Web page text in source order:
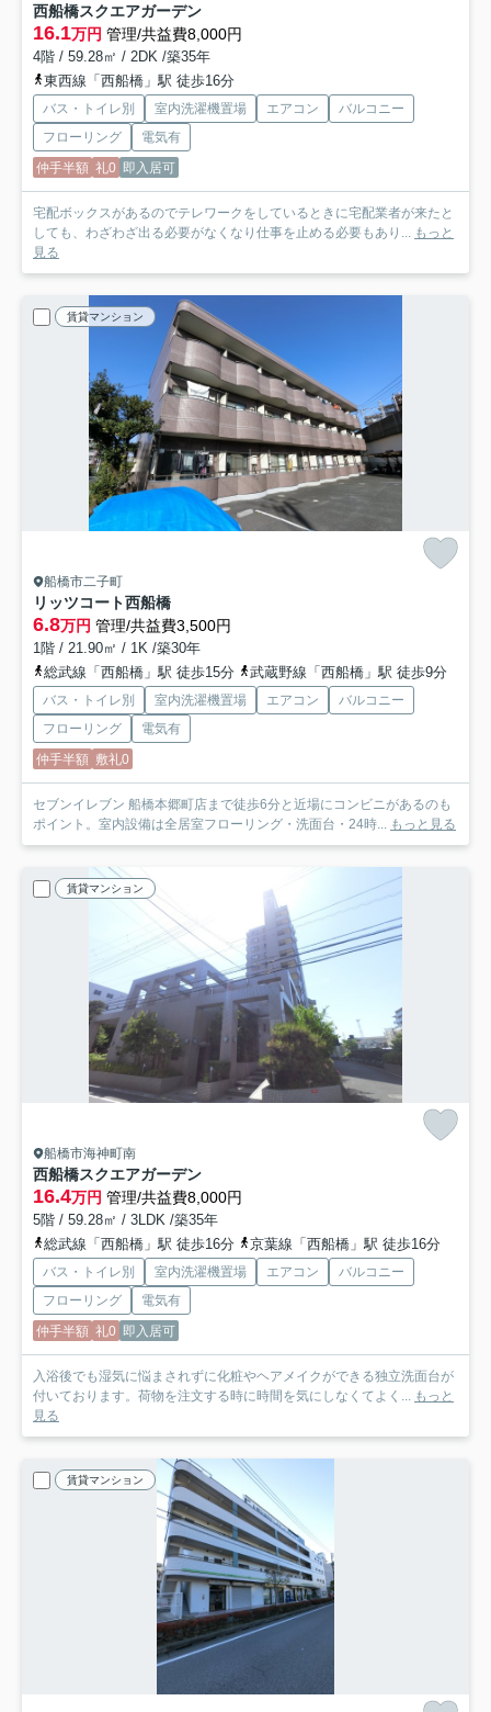
西船橋スクエアガーデン
16.1万円 管理/共益費8,000円
4階 / 59.28㎡ / 2DK /築35年
東西線「西船橋」駅 徒歩16分
バス・トイレ別 室内洗濯機置場 エアコン
バルコニー
フローリング
電気有
仲手半額 礼0 即入居可
宅配ボックスがあるのでテレワークをしているときに宅配業者が来たと
しても、わざわざ出る必要がなくなり仕事を止める必要もあり...
もっと
見る
賃貸マンション
船橋市二子町
リッツコート西船橋
6.8万円 管理/共益費3,500円
1階 / 21.90㎡ / 1K /築30年
総武線「西船橋」駅 徒歩15分
武蔵野線「西船橋」駅 徒歩9分
バス・トイレ別 室内洗濯機置場 エアコン
バルコニー
フローリング
電気有
仲手半額 敷礼0
セブンイレブン 船橋本郷町店まで徒歩6分と近場にコンビニがあるのも
ポイント。室内設備は全居室フローリング・洗面台・24時...
もっと見る
賃貸マンション
船橋市海神町南
西船橋スクエアガーデン
16.4万円 管理/共益費8,000円
5階 / 59.28㎡ / 3LDK /築35年
総武線「西船橋」駅 徒歩16分
京葉線「西船橋」駅 徒歩16分
バス・トイレ別 室内洗濯機置場 エアコン
バルコニー
フローリング
電気有
仲手半額 礼0 即入居可
入浴後でも湿気に悩まされずに化粧やヘアメイクができる独立洗面台が
付いております。荷物を注文する時に時間を気にしなくてよく...
もっと
見る
賃貸マンション